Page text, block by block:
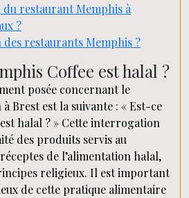
du restaurant Memphis à
?
restaurants Memphis ?
Coffee est halal ?
posée concernant le
Brest est la suivante : « Est-ce
halal ? » Cette interrogation
des produits servis au
de l’alimentation halal,
religieux. Il est important
de cette pratique alimentaire